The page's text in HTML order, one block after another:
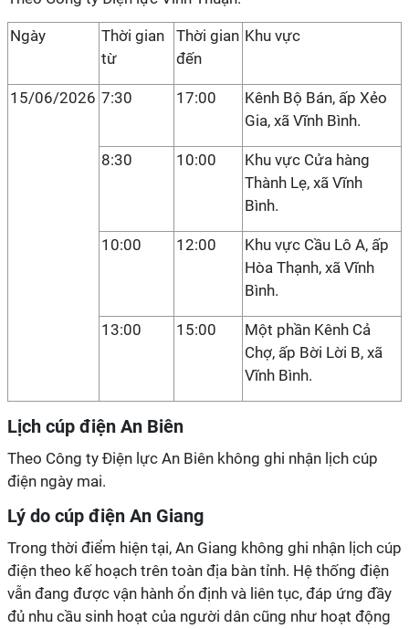
Ngày
Thời gian
từ
Thời gian
đến
Khu vực
15/06/2026 7:30 17:00
Kênh Bộ Bán, ấp Xẻo
Gia, xã Vĩnh Bình.
8:30 10:00
Khu vực Cửa hàng
Thành Lẹ, xã Vĩnh
Bình.
10:00 12:00
Khu vực Cầu Lô A, ấp
Hòa Thạnh, xã Vĩnh
Bình.
13:00 15:00
Một phần Kênh Cả
Chợ, ấp Bời Lời B, xã
Vĩnh Bình.
Lịch cúp điện An Biên
Theo Công ty Điện lực An Biên không ghi nhận lịch cúp
điện ngày mai.
Lý do cúp điện An Giang
Trong thời điểm hiện tại, An Giang không ghi nhận lịch cúp
điện theo kế hoạch trên toàn địa bàn tỉnh. Hệ thống điện
vẫn đang được vận hành ổn định và liên tục, đáp ứng đầy
đủ nhu cầu sinh hoạt của người dân cũng như hoạt động